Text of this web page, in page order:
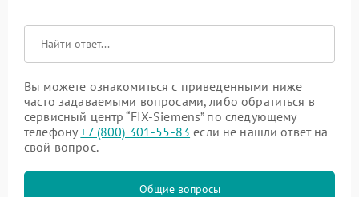
Вы можете ознакомиться с приведенными ниже
часто задаваемыми вопросами, либо обратиться в
сервисный центр “FIX-Siemens” по следующему
телефону+7 (800) 301-55-83 если не нашли ответ на
свой вопрос.
Общие вопросы